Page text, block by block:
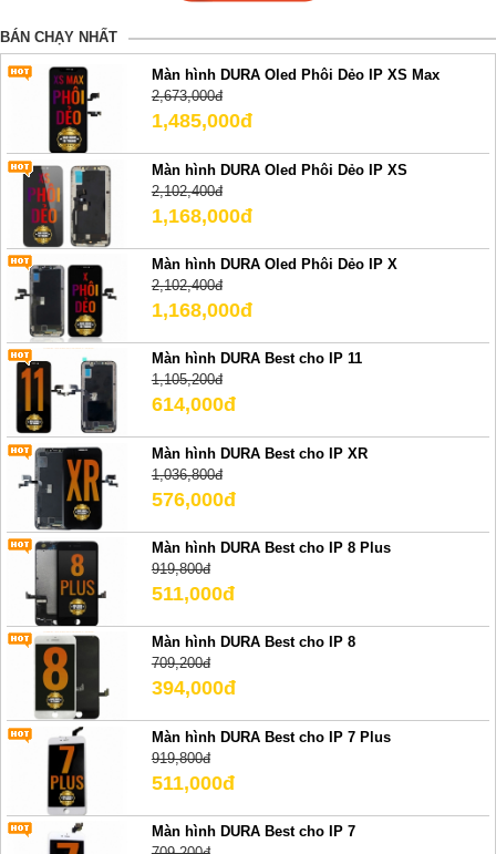
BÁN CHẠY NHẤT
Màn hình DURA Oled Phôi Dẻo IP XS Max
2,673,000đ
1,485,000đ
Màn hình DURA Oled Phôi Dẻo IP XS
2,102,400đ
1,168,000đ
Màn hình DURA Oled Phôi Dẻo IP X
2,102,400đ
1,168,000đ
Màn hình DURA Best cho IP 11
1,105,200đ
614,000đ
Màn hình DURA Best cho IP XR
1,036,800đ
576,000đ
Màn hình DURA Best cho IP 8 Plus
919,800đ
511,000đ
Màn hình DURA Best cho IP 8
709,200đ
394,000đ
Màn hình DURA Best cho IP 7 Plus
919,800đ
511,000đ
Màn hình DURA Best cho IP 7